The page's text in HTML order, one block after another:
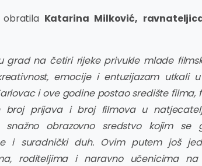
Katarina Milković,
grad na četiri rijeke privukle mlade
emocije i entuzijazam utkali
i ove godine postao središte filma,
broj prijava i broj filmova u
obrazovno sredstvo kojim se
i suradnički duh. Ovim putem još
roditeljima i naravno učenicima